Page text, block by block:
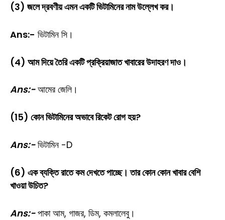
(3) জলে দ্রবণীয় এমন একটি ভিটামিনের নাম উল্লেখ কর।
Ans:- ভিটামিন সি।
(4) আম দিয়ে তৈরি একটি প্রক্রিয়াজাত খাবারের উদাহরণ দাও।
Ans:-আমের জেলি।
(15) কোন ভিটামিনের অভাবে রিকেট রোগ হয়?
Ans:-ভিটামিন -D
(6) এক ব্যক্তি রাতে কম দেখতে পাচ্ছে। তার কোন কোন খাবার বেশি
খাওয়া উচিত?
Ans:-পাকা আম, গাজর, ডিম, কমলালেবু।